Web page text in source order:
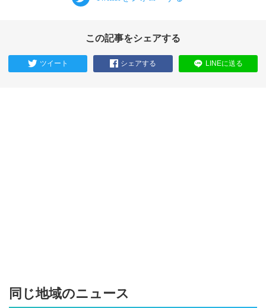
この記事をシェアする
ツイート シェアする LINEに送る
同じ地域のニュース